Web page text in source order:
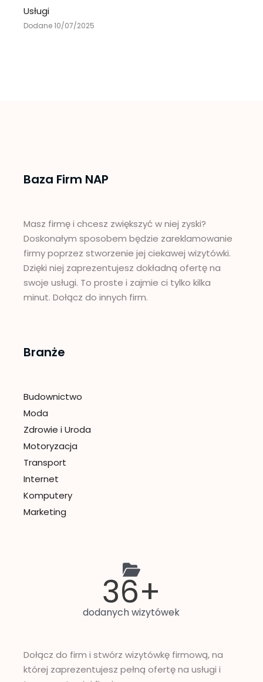
Usługi
Dodane 10/07/2025
Baza Firm NAP
Masz firmę i chcesz zwiększyć w niej zyski?
Doskonałym sposobem będzie zareklamowanie
firmy poprzez stworzenie jej ciekawej wizytówki.
Dzięki niej zaprezentujesz dokładną ofertę na
swoje usługi. To proste i zajmie ci tylko kilka
minut. Dołącz do innych firm.
Branże
Budownictwo
Moda
Zdrowie i Uroda
Motoryzacja
Transport
Internet
Komputery
Marketing
47+
dodanych wizytówek
Dołącz do firm i stwórz wizytówkę firmową, na
której zaprezentujesz pełną ofertę na usługi i